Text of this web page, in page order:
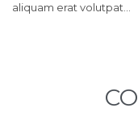
aliquam erat volutpat…